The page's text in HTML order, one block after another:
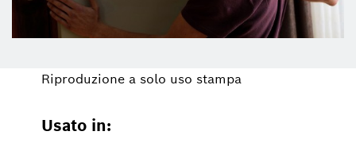
Riproduzione a solo uso stampa
Usato in: